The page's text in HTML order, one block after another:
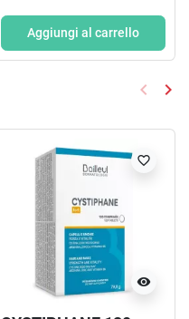
Aggiungi al carrello
keyboard_arrow_left keyboard_arrow_right
visibility
favorite_border